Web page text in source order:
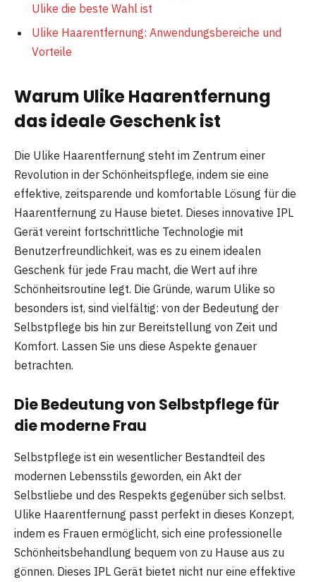
Ulike die beste Wahl ist
Ulike Haarentfernung: Anwendungsbereiche und
Vorteile
Warum Ulike Haarentfernung
das ideale Geschenk ist
Die Ulike Haarentfernung steht im Zentrum einer
Revolution in der Schönheitspflege, indem sie eine
effektive, zeitsparende und komfortable Lösung für die
Haarentfernung zu Hause bietet. Dieses innovative IPL
Gerät vereint fortschrittliche Technologie mit
Benutzerfreundlichkeit, was es zu einem idealen
Geschenk für jede Frau macht, die Wert auf ihre
Schönheitsroutine legt. Die Gründe, warum Ulike so
besonders ist, sind vielfältig: von der Bedeutung der
Selbstpflege bis hin zur Bereitstellung von Zeit und
Komfort. Lassen Sie uns diese Aspekte genauer
betrachten.
Die Bedeutung von Selbstpflege für
die moderne Frau
Selbstpflege ist ein wesentlicher Bestandteil des
modernen Lebensstils geworden, ein Akt der
Selbstliebe und des Respekts gegenüber sich selbst.
Ulike Haarentfernung passt perfekt in dieses Konzept,
indem es Frauen ermöglicht, sich eine professionelle
Schönheitsbehandlung bequem von zu Hause aus zu
gönnen. Dieses IPL Gerät bietet nicht nur eine effektive